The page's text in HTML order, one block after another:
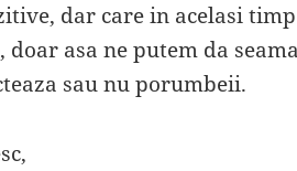
dar care in acelasi
doar asa ne putem da
sau nu porumbeii.